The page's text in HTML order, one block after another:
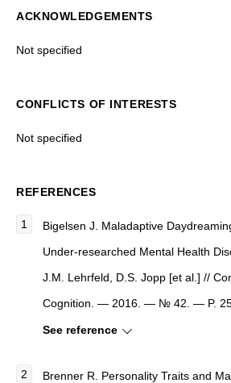
ACKNOWLEDGEMENTS
Not specified
CONFLICTS OF INTERESTS
Not specified
REFERENCES
Bigelsen J. Maladaptive
Under-researched Mental Health
J.M. Lehrfeld, D.S. Jopp [et al.] //
Cognition. — 2016. — № 42. — P.
See reference
Brenner R. Personality Traits and